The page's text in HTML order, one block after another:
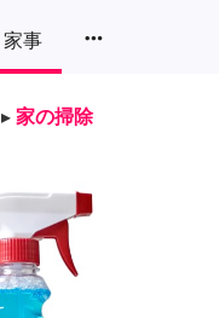
家事 more_horiz
▸ 家の掃除